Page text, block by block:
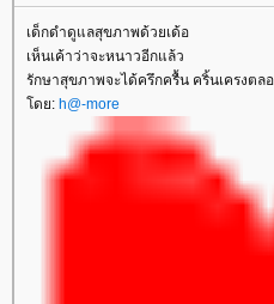
เด็กดำดูแลสุขภาพด้วยเด้อ
เห็นเค้าว่าจะหนาวอีกแล้ว
รักษาสุขภาพจะได้ครึกครื้น คริ้นเครงตล
ดย: h@-more